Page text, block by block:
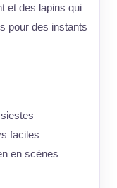
et des lapins qui
pour des instants
faciles
en scènes